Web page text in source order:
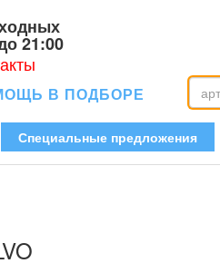
21:00
В ПОДБОРЕ
Специальные предложения